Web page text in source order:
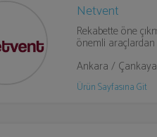
Netvent
Rekabette öne
önemli araçlardan
Ankara / Çankaya
Ürün Sayfasına Git